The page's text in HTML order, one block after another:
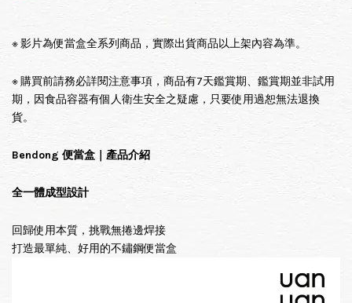
※ 影片為便當盒全系列商品，實際出貨商品以上架內容為準。
※ 購買前請務必詳閱注意事項，商品有7天鑑賞期、鑑賞期並非試用
期，因食品容器有個人衛生安全之疑慮，只要使用過恕無法退換
貨。
Bendong 便當盒｜產品介紹
全一體成型設計
回歸使用本質，挑戰無捲邊焊接
打造最單純、好用的不鏽鋼便當盒